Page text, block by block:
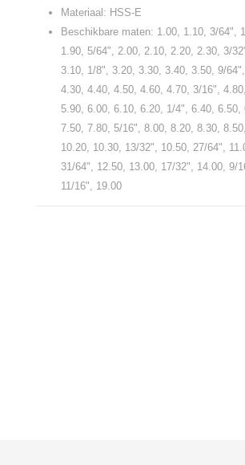
Materiaal: HSS-E
Beschikbare maten: 1.00, 1.10, 3/64",
1.90, 5/64", 2.00, 2.10, 2.20, 2.30, 3/
3.10, 1/8", 3.20, 3.30, 3.40, 3.50, 9/
4.30, 4.40, 4.50, 4.60, 4.70, 3/16",
5.90, 6.00, 6.10, 6.20, 1/4", 6.40,
7.50, 7.80, 5/16", 8.00, 8.20, 8.30,
10.20, 10.30, 13/32", 10.50, 27/64",
31/64", 12.50, 13.00, 17/32", 14.00, 9/
11/16", 19.00